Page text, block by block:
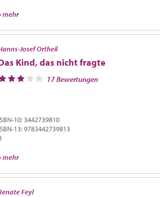
mehr
Josef Ortheil
Kind, das nicht fragte
17 Bewertungen
10: 3442739810
13: 9783442739813
mehr
Feyl